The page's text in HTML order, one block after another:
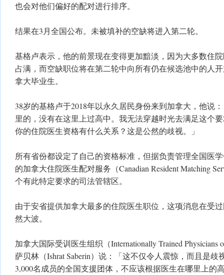
也会对他们偏好的配对进行排序。
结果在3月全国公布。未被填补的空缺将进入第二轮。
基格卢表示，他的前景现在变得更加黯淡，因为大多数住
占满，而空缺职位将在第二轮中向所有仍在候选池中的人
拿大毕业生。
38岁的基格卢于2018年以永久居民身份来到加拿大，他说
里的，没有在这里上过高中。我无法穿越时光去满足这个
你的住院医生资格有什么关系？这是公然的歧视。」
所有省份都设定了自己的资格标准，但据负责管理全国医
的加拿大住院医生配对服务（Canadian Resident Matching
个有此特定要求的司法管辖区。
由于安省提供加拿大最多的住院医生职位，这项消息在受
然大波。
加拿大国际受训医生组织（Internationally Trained Physicians
萨贝林（Ishrat Saberin）说：「这不仅令人震惊，而且是歧
3,000名成员的全国支援团体，不应该根据医生在哪里上的